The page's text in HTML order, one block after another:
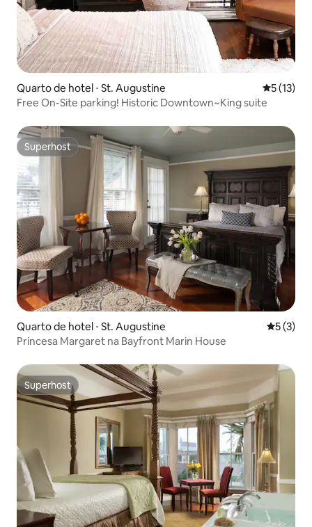
Quarto de hotel ⋅ St. Augustine 5 de uma
5 (13)
Free On-Site parking! Historic Downtown~King suite
Superhost
Superhost
Quarto de hotel ⋅ St. Augustine 5 de
5 (3)
Princesa Margaret na Bayfront Marin House
Superhost
Superhost